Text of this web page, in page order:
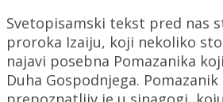
Svetopisamski tekst pred nas
proroka Izaiju, koji nekoliko
najavi posebna Pomazanika
Duha Gospodnjega.